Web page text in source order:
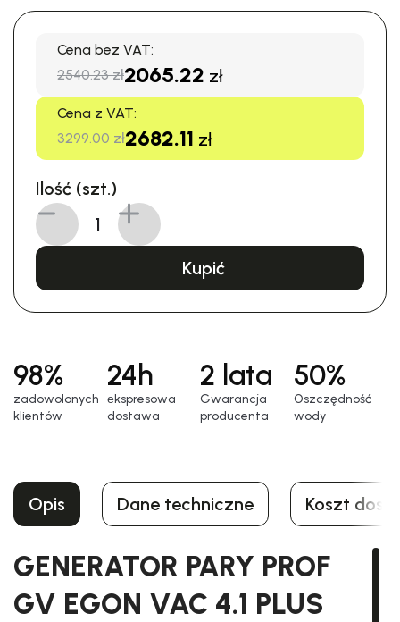
Cena bez VAT:
2540.23 zł2065.22 zł
Cena z VAT:
3299.00 zł2682.11 zł
Ilość (szt.)
Kupić
98%
zadowolonych
klientów
24h
еkspresowa
dostawa
2 lata
Gwarancja
producenta
50%
Oszczędność
wody
Opis Dane techniczne Koszt
GENERATOR PARY PROF
GV EGON VAC 4.1 PLUS